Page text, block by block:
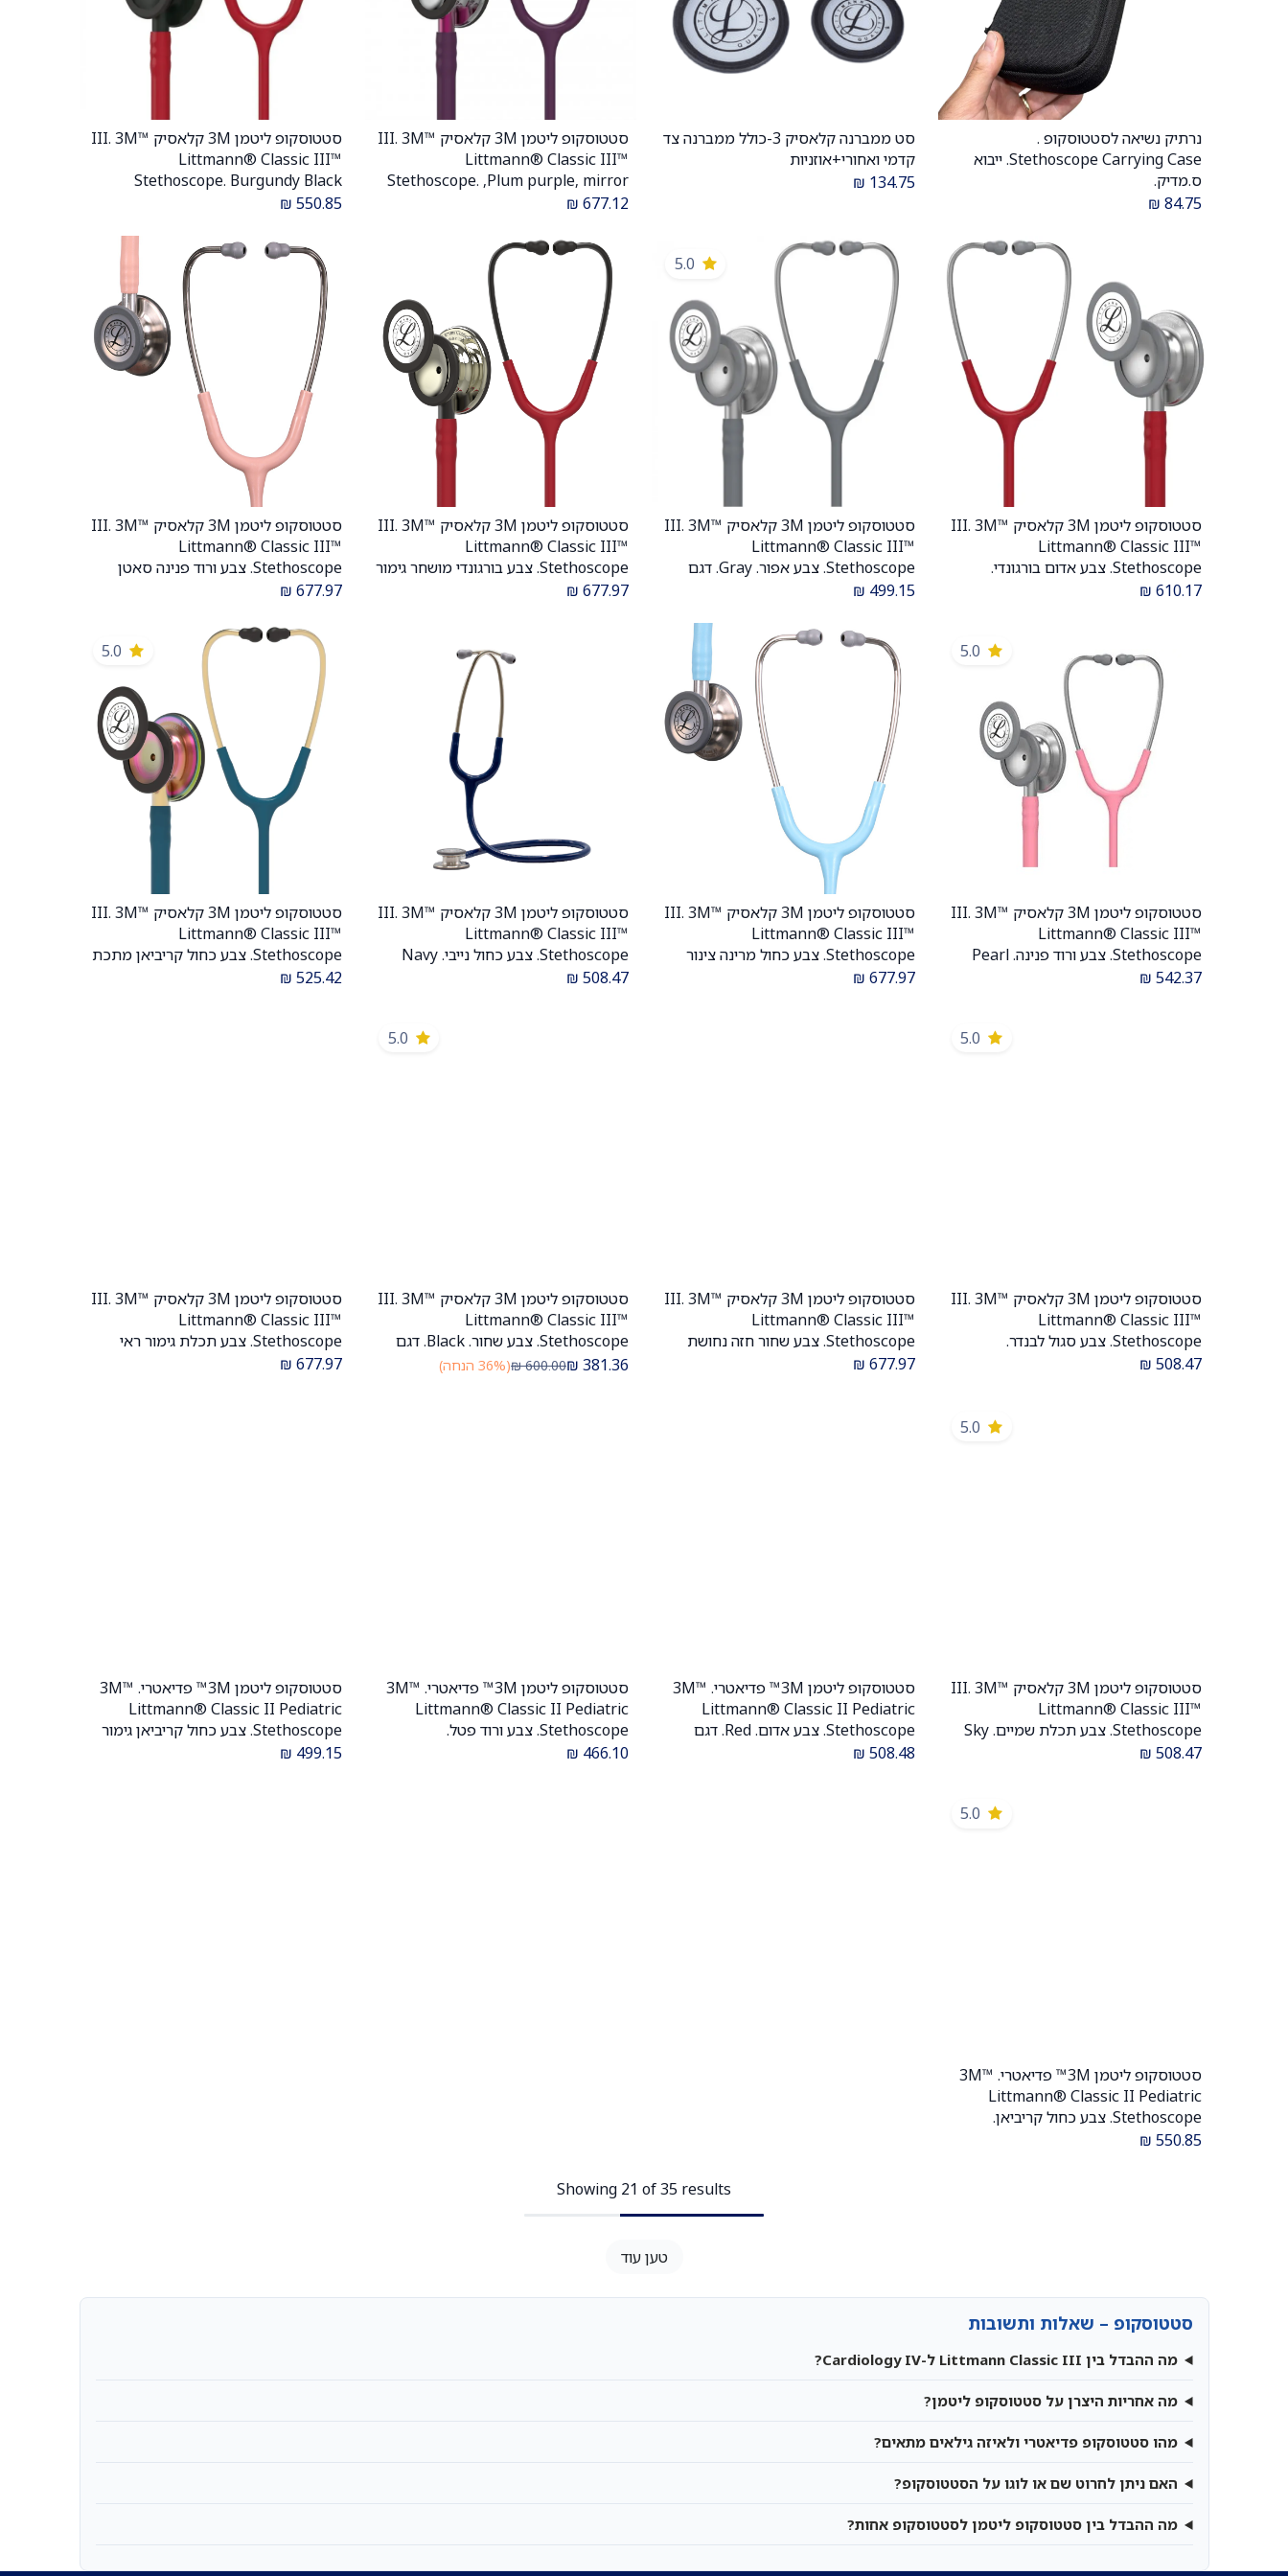
הוספה לעגלה
נרתיק נשיאה לסטטוסקופ .
Stethoscope Carrying Case. ייבוא
ס.מדיק.
84.75
₪
הוספה לעגלהסט ממברנה קלאסיק 3-כולל ממברנה צד
קדמי ואחורי+אוזניות
134.75
₪
הוספה לעגלה
סטטוסקופ ליטמן 3M קלאסיק III. 3M™
Littmann® Classic III™
Stethoscope. ,Plum purple, mirror
לישראל
677.12
₪
הוספה לעגלה
סטטוסקופ ליטמן 3M קלאסיק III. 3M™
Littmann® Classic III™
Stethoscope. Burgundy Black
שנים . יבוא רשמי לישראל
550.85
₪
הוספה לעגלה
סטטוסקופ ליטמן 3M קלאסיק III. 3M™
Littmann® Classic III™
Stethoscope. צבע אדום בורגונדי.
610.17
₪
5.0
הוספה לעגלה
סטטוסקופ ליטמן 3M קלאסיק III. 3M™
Littmann® Classic III™
Stethoscope. צבע אפור. Gray. דגם
499.15
₪
הוספה לעגלה
סטטוסקופ ליטמן 3M קלאסיק III. 3M™
Littmann® Classic III™
Stethoscope. צבע בורגונדי מושחר גימור
שמפניה. Burgundy color, black
יבוא רשמי לישראל.
677.97
₪
הוספה לעגלה
סטטוסקופ ליטמן 3M קלאסיק III. 3M™
Littmann® Classic III™
Stethoscope. צבע ורוד פנינה סאטן
רשמי לישראל.
677.97
₪
5.0
הוספה לעגלה
סטטוסקופ ליטמן 3M קלאסיק III. 3M™
Littmann® Classic III™
Stethoscope. צבע ורוד פנינה. Pearl
542.37
₪
הוספה לעגלה
סטטוסקופ ליטמן 3M קלאסיק III. 3M™
Littmann® Classic III™
Stethoscope. צבע כחול מרינה צינור
677.97
₪
הוספה לעגלה
סטטוסקופ ליטמן 3M קלאסיק III. 3M™
Littmann® Classic III™
Stethoscope. צבע כחול נייבי. Navy
508.47
₪
5.0
הוספה לעגלה
סטטוסקופ ליטמן 3M קלאסיק III. 3M™
Littmann® Classic III™
Stethoscope. צבע כחול קריביאן מתכת
525.42
₪
5.0
הוספה לעגלה
סטטוסקופ ליטמן 3M קלאסיק III. 3M™
Littmann® Classic III™
Stethoscope. צבע סגול לבנדר.
508.47
₪
הוספה לעגלה
סטטוסקופ ליטמן 3M קלאסיק III. 3M™
Littmann® Classic III™
Stethoscope. צבע שחור חזה נחושת
677.97
₪
5.0
הוספה לעגלה
סטטוסקופ ליטמן 3M קלאסיק III. 3M™
Littmann® Classic III™
Stethoscope. צבע שחור. Black. דגם
381.36
₪
600.00
₪(36% הנחה)
הוספה לעגלה
סטטוסקופ ליטמן 3M קלאסיק III. 3M™
Littmann® Classic III™
Stethoscope. צבע תכלת גימור ראי
677.97
₪
5.0
הוספה לעגלה
סטטוסקופ ליטמן 3M קלאסיק III. 3M™
Littmann® Classic III™
Stethoscope. צבע תכלת שמיים. Sky
508.47
₪
הוספה לעגלה
סטטוסקופ ליטמן 3M™ פדיאטרי. 3M™
Littmann® Classic II Pediatric
Stethoscope. צבע אדום. Red. דגם
508.48
₪
הוספה לעגלה
סטטוסקופ ליטמן 3M™ פדיאטרי. 3M™
Littmann® Classic II Pediatric
Stethoscope. צבע ורוד פטל.
466.10
₪
הוספה לעגלה
סטטוסקופ ליטמן 3M™ פדיאטרי. 3M™
Littmann® Classic II Pediatric
Stethoscope. צבע כחול קריביאן גימור
499.15
₪
5.0
הוספה לעגלה
סטטוסקופ ליטמן 3M™ פדיאטרי. 3M™
Littmann® Classic II Pediatric
Stethoscope. צבע כחול קריביאן.
550.85
₪
Showing 21 of 35 results
טען עוד
סטטוסקופ – שאלות ותשובות
מה ההבדל בין Littmann Classic III ל-Cardiology IV?
מה אחריות היצרן על סטטוסקופ ליטמן?
מהו סטטוסקופ פדיאטרי ולאיזה גילאים מתאים?
האם ניתן לחרוט שם או לוגו על הסטטוסקופ?
מה ההבדל בין סטטוסקופ ליטמן לסטטוסקופ אחות?